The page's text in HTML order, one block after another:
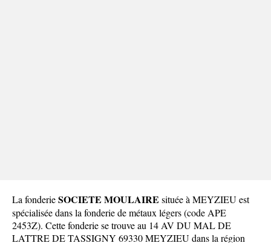
La fonderieSOCIETE MOULAIRE située à MEYZIEU est
spécialisée dans la fonderie de métaux légers (code APE
2453Z). Cette fonderie se trouve au 14 AV DU MAL DE
LATTRE DE TASSIGNY 69330 MEYZIEU dans la région